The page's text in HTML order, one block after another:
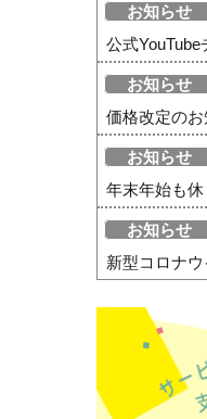
お知らせ
公式YouTube
お知らせ
価格改定の
お知らせ
年末年始も休
お知らせ
新型コロナ